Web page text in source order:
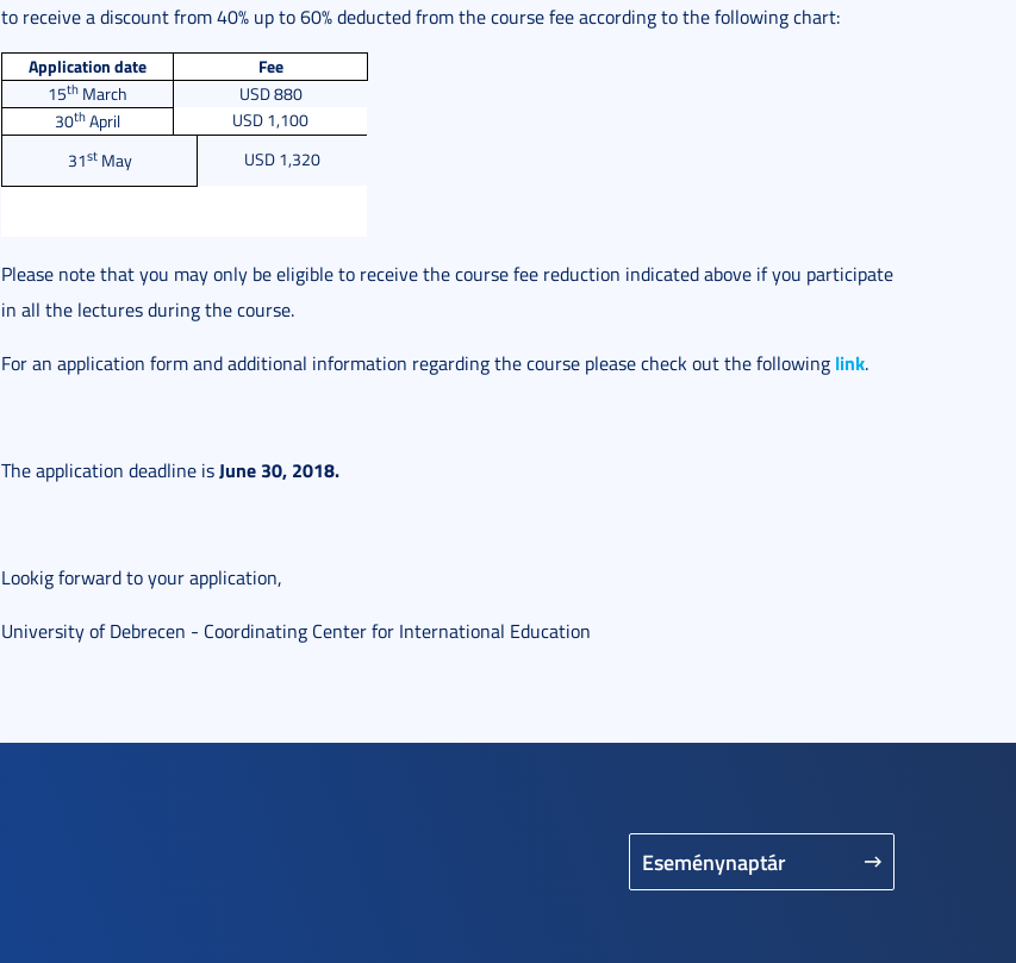
to receive a discount from 40% up to 60% deducted from the course fee according to the following chart:
Application date Fee
15th March
USD 880
30th April
USD 1,100
31stMay USD 1,320
Please note that you may only be eligible to receive the course fee reduction indicated above if you participate
in all the lectures during the course.
For an application form and additional information regarding the course please check out the following link.
The application deadline isJune 30, 2018.
Lookig forward to your application,
University of Debrecen - Coordinating Center for International Education
Eseménynaptár